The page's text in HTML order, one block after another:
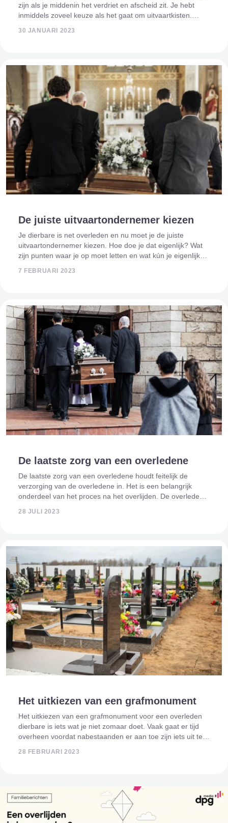
zijn als je middenin het verdriet en afscheid zit. Je hebt
inmiddels zoveel keuze als het gaat om uitvaartkisten.
30 JANUARI 2023
De juiste uitvaartondernemer kiezen
Je dierbare is net overleden en nu moet je de juiste
uitvaartondernemer kiezen. Hoe doe je dat eigenlijk? Wat
zijn punten waar je op moet letten en wat kún je eigenlijk
7 FEBRUARI 2023
De laatste zorg van een overledene
De laatste zorg van een overledene houdt feitelijk de
verzorging van de overledene in. Het is een belangrijk
onderdeel van het proces na het overlijden. De overledene
voor het afscheid. Dit
28 JULI 2023
Het uitkiezen van een grafmonument
Het uitkiezen van een grafmonument voor een overleden
dierbare is iets wat je niet zomaar doet. Vaak gaat er tijd
overheen voordat nabestaanden er aan toe zijn iets uit te
28 FEBRUARI 2023